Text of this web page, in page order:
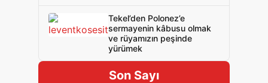
Tekel’den Polonez’e
sermayenin kâbusu olmak
ve rüyamızın peşinde
yürümek
Son Sayı